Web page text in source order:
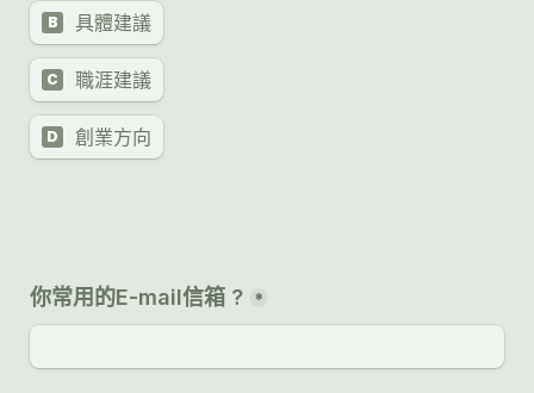
B 具體建議
C 職涯建議
D 創業方向
你常用的E-mail信箱 ? *